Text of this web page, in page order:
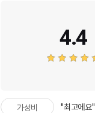
4.4
가성비 "최고에요"